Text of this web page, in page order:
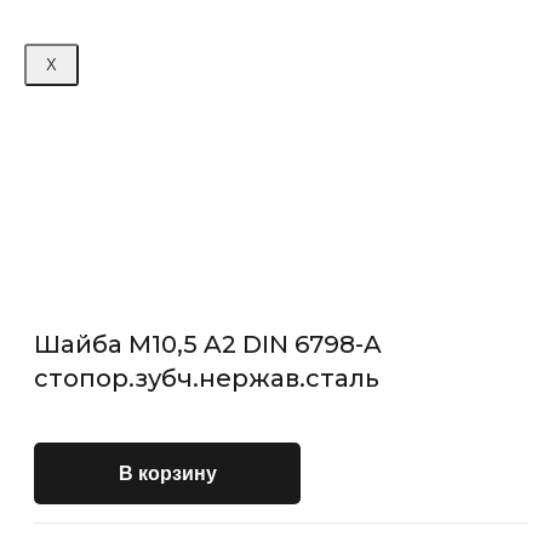
X
Шайба М10,5 A2 DIN 6798-A
стопор.зубч.нержав.сталь
В корзину